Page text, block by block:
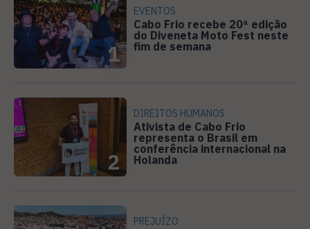
1
EVENTOS
Cabo Frio recebe 20ª edição
do Diveneta Moto Fest neste
fim de semana
2
DIREITOS HUMANOS
Ativista de Cabo Frio
representa o Brasil em
conferência internacional na
Holanda
PREJUÍZO